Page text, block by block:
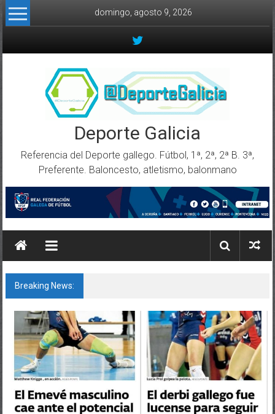
Skip to content
domingo, agosto 9, 2026
Deporte Galicia
Referencia del Deporte gallego. Fútbol, 1ª, 2ª, 2ª B. 3ª,
Preferente. Baloncesto, atletismo, balonmano
Breaking News: